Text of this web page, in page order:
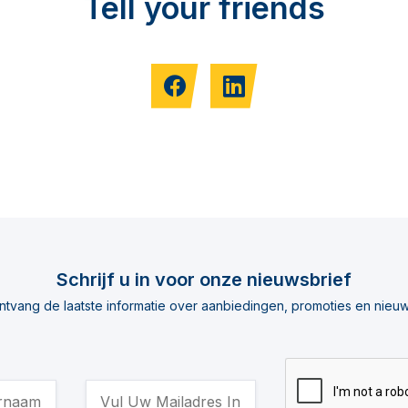
Tell your friends
Schrijf u in voor onze nieuwsbrief
de laatste informatie over aanbiedingen, promoties en